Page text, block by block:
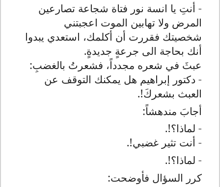
- أنتِ يا انسة نور فتاة شجاعة تصارعين
المرض ولا تهابين الموت اعجبتني
شخصيتك فقررت أن أكلمك، استعدي يبدوا
أنك بحاجة الى جرعةٍ جديدةٍ.
عبثَ في شعره مجدداً، فشعرتُ بالغضبِ:
- دكتور إبراهيم هل يمكنك التوقف عن
العبث بشعركَ!.
أجابَ مندهشاً:
- لماذا؟!.
- أنت تثير غضبي!.
- لماذا؟!.
كرر السؤال فأوضحت: